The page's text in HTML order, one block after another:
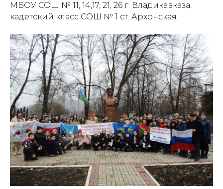
МБОУ СОШ № 11, 14,17, 21, 26 г. Владикавказа,
кадетский класс СОШ № 1 ст. Архонская.